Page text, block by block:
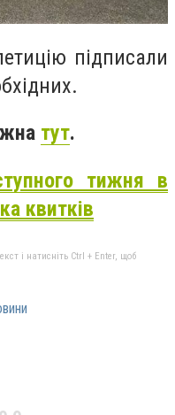
підписали
тут.
тижня в
квитків
і натисніть Ctrl + Enter, щоб